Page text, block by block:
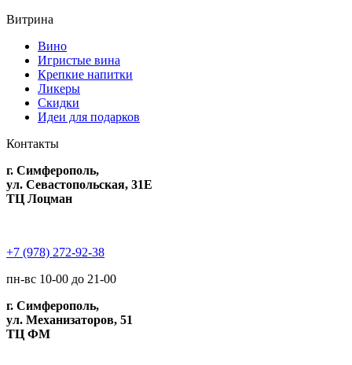
Витрина
Вино
Игристые вина
Крепкие напитки
Ликеры
Скидки
Идеи для подарков
Контакты
г. Симферополь,
ул. Севастопольская, 31Е
ТЦ Лоцман
+7 (978) 272-92-38
пн-вс 10-00 до 21-00
г. Симферополь,
ул. Механизаторов, 51
ТЦ ФМ